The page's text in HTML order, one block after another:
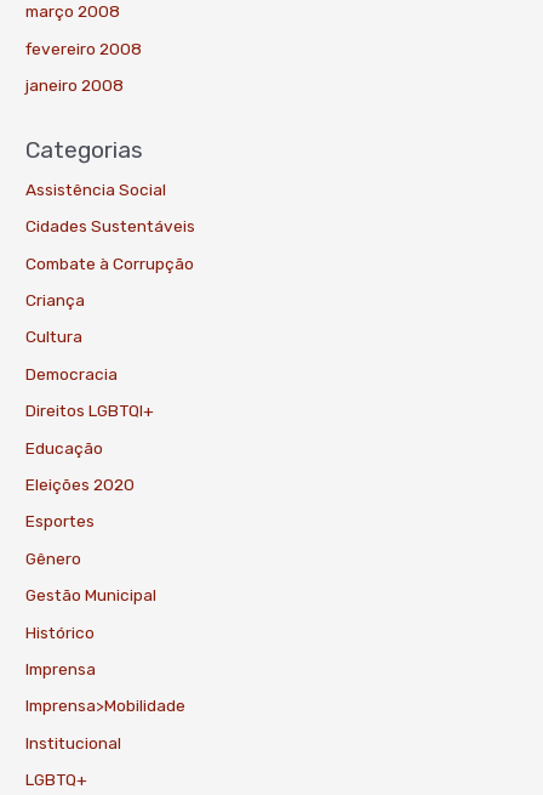
março 2008
fevereiro 2008
janeiro 2008
Categorias
Assistência Social
Cidades Sustentáveis
Combate à Corrupção
Criança
Cultura
Democracia
Direitos LGBTQI+
Educação
Eleições 2020
Esportes
Gênero
Gestão Municipal
Histórico
Imprensa
Imprensa>Mobilidade
Institucional
LGBTQ+